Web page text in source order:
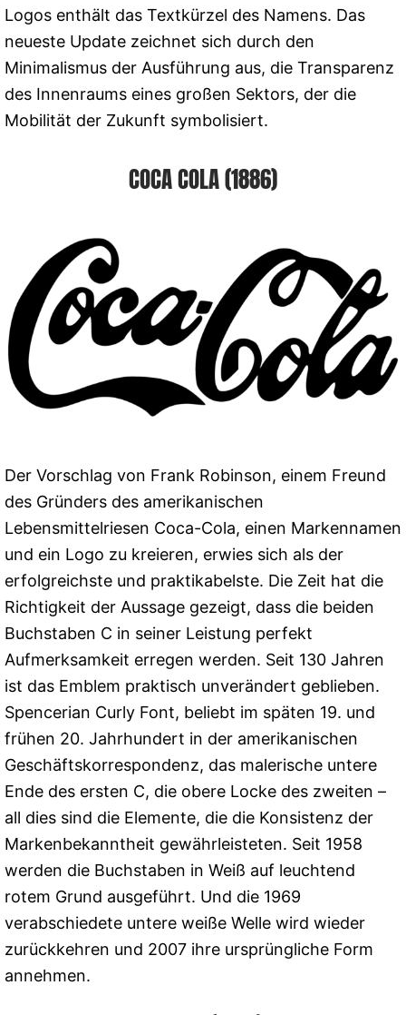
Logos enthält das Textkürzel des Namens. Das
neueste Update zeichnet sich durch den
Minimalismus der Ausführung aus, die Transparenz
des Innenraums eines großen Sektors, der die
Mobilität der Zukunft symbolisiert.
COCA COLA (1886)
Der Vorschlag von Frank Robinson, einem Freund
des Gründers des amerikanischen
Lebensmittelriesen Coca-Cola, einen Markennamen
und ein Logo zu kreieren, erwies sich als der
erfolgreichste und praktikabelste. Die Zeit hat die
Richtigkeit der Aussage gezeigt, dass die beiden
Buchstaben C in seiner Leistung perfekt
Aufmerksamkeit erregen werden. Seit 130 Jahren
ist das Emblem praktisch unverändert geblieben.
Spencerian Curly Font, beliebt im späten 19. und
frühen 20. Jahrhundert in der amerikanischen
Geschäftskorrespondenz, das malerische untere
Ende des ersten C, die obere Locke des zweiten –
all dies sind die Elemente, die die Konsistenz der
Markenbekanntheit gewährleisteten. Seit 1958
werden die Buchstaben in Weiß auf leuchtend
rotem Grund ausgeführt. Und die 1969
verabschiedete untere weiße Welle wird wieder
zurückkehren und 2007 ihre ursprüngliche Form
annehmen.